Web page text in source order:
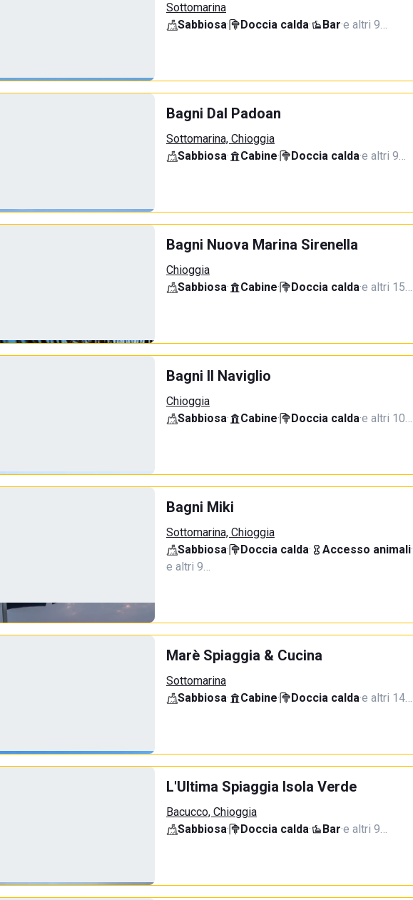
Sottomarina
Sabbiosa· Doccia calda· Bar·e altri 9…
Bagni Dal Padoan
Sottomarina, Chioggia
Sabbiosa· Cabine· Doccia calda·e altri 9…
Bagni Nuova Marina Sirenella
Chioggia
Sabbiosa· Cabine· Doccia calda·e altri 15…
Bagni Il Naviglio
Chioggia
Sabbiosa· Cabine· Doccia calda·e altri 10…
Bagni Miki
Sottomarina, Chioggia
Sabbiosa· Doccia calda· Accesso animali·
e altri 9…
Marè Spiaggia & Cucina
Sottomarina
Sabbiosa· Cabine· Doccia calda·e altri 14…
L'Ultima Spiaggia Isola Verde
Bacucco, Chioggia
Sabbiosa· Doccia calda· Bar·e altri 9…